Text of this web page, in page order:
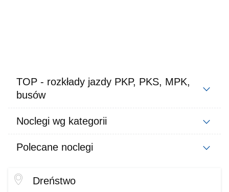
TOP - rozkłady jazdy PKP, PKS, MPK,
busów
Noclegi wg kategorii
Polecane noclegi
Dreństwo